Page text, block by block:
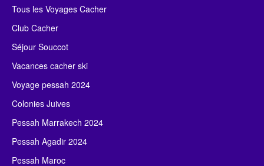
Tous les Voyages Cacher
Club Cacher
Séjour Souccot
Vacances cacher ski
Voyage pessah 2024
Colonies Juives
Pessah Marrakech 2024
Pessah Agadir 2024
Pessah Maroc